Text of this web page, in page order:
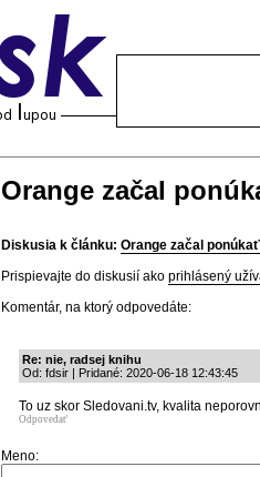
Orange začal
Diskusia k článku: Orange začal
Prispievajte do diskusií ako prihlásený
Komentár, na ktorý odpovedáte:
Re: nie, radsej knihu
Od: fdsir | Pridané: 2020-06-18 12:43:45
To uz skor Sledovani.tv, kvalita
Odpovedať
Meno: